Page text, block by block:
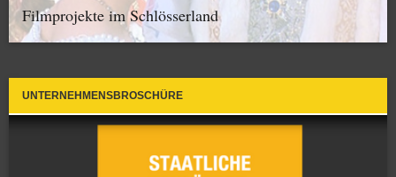
Filmprojekte im Schlösserland
UNTERNEHMENSBROSCHÜRE